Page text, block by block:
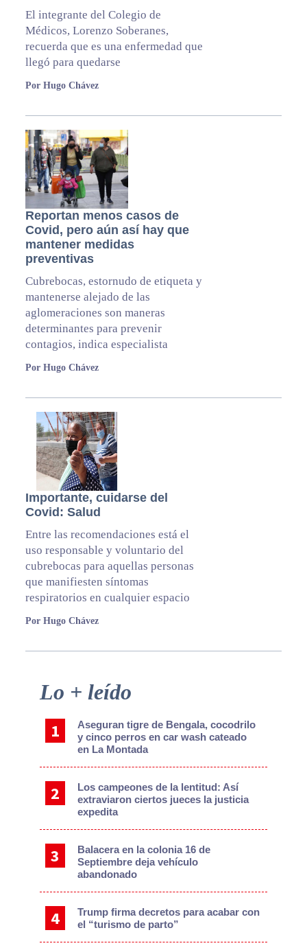
El integrante del Colegio de
Médicos, Lorenzo Soberanes,
recuerda que es una enfermedad que
llegó para quedarse
Por Hugo Chávez
Reportan menos casos de
Covid, pero aún así hay que
mantener medidas
preventivas
Cubrebocas, estornudo de etiqueta y
mantenerse alejado de las
aglomeraciones son maneras
determinantes para prevenir
contagios, indica especialista
Por Hugo Chávez
Importante, cuidarse del
Covid: Salud
Entre las recomendaciones está el
uso responsable y voluntario del
cubrebocas para aquellas personas
que manifiesten síntomas
respiratorios en cualquier espacio
Por Hugo Chávez
Primary
Sidebar
Lo + leído
Aseguran tigre de Bengala, cocodrilo
y cinco perros en car wash cateado
en La Montada
Los campeones de la lentitud: Así
extraviaron ciertos jueces la justicia
expedita
Balacera en la colonia 16 de
Septiembre deja vehículo
abandonado
Trump firma decretos para acabar con
el “turismo de parto”